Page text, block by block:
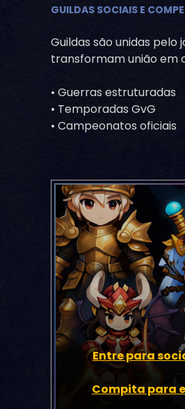
GUILDAS SOCIAIS E
Guildas são unidas pelo
transformam união em
• Guerras estruturadas
• Temporadas GvG
• Campeonatos oficiais
Entre para
Compita para